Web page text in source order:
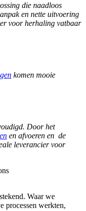
die naadloos
en nette uitvoering
voor herhaling vatbaar
komen mooie
Door het
en afvoeren en de
leverancier voor
Waar we
processen werkten,